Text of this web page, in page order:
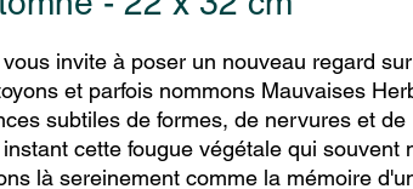
invite à poser un nouveau regard
et parfois nommons Mauvaises
subtiles de formes, de nervures et de
cette fougue végétale qui souvent
là sereinement comme la mémoire